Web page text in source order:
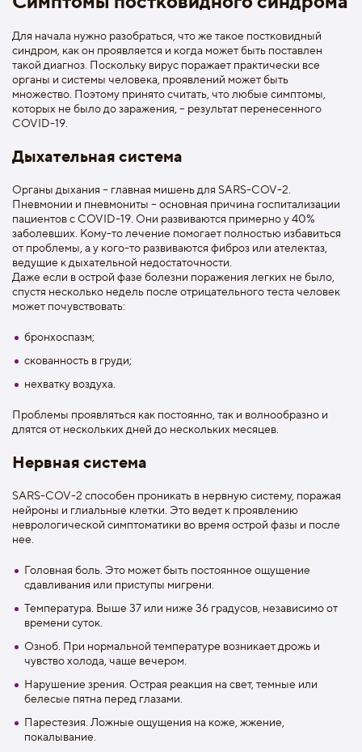
Для начала нужно разобраться, что же такое постковидный
синдром, как он проявляется и когда может быть поставлен
такой диагноз. Поскольку вирус поражает практически все
органы и системы человека, проявлений может быть
множество. Поэтому принято считать, что любые симптомы,
которых не было до заражения, – результат перенесенного
COVID-19.
Дыхательная система
Органы дыхания – главная мишень для SARS-COV-2.
Пневмонии и пневмониты – основная причина госпитализации
пациентов с COVID-19. Они развиваются примерно у 40%
заболевших. Кому-то лечение помогает полностью избавиться
от проблемы, а у кого-то развиваются фиброз или ателектаз,
ведущие к дыхательной недостаточности.
Даже если в острой фазе болезни поражения легких не было,
спустя несколько недель после отрицательного теста человек
может почувствовать:
бронхоспазм;
скованность в груди;
нехватку воздуха.
Проблемы проявляться как постоянно, так и волнообразно и
длятся от нескольких дней до нескольких месяцев.
Нервная система
SARS-COV-2 способен проникать в нервную систему, поражая
нейроны и глиальные клетки. Это ведет к проявлению
неврологической симптоматики во время острой фазы и после
нее.
Головная боль. Это может быть постоянное ощущение
сдавливания или приступы мигрени.
Температура. Выше 37 или ниже 36 градусов, независимо от
времени суток.
Озноб. При нормальной температуре возникает дрожь и
чувство холода, чаще вечером.
Нарушение зрения. Острая реакция на свет, темные или
белесые пятна перед глазами.
Парестезия. Ложные ощущения на коже, жжение,
покалывание.